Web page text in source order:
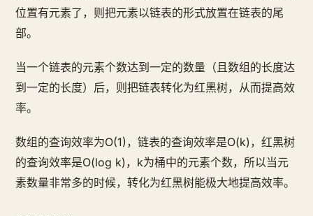
位置有元素了，则把元素以链表的形式放置在链表的尾
部。
当一个链表的元素个数达到一定的数量（且数组的长度达
到一定的长度）后，则把链表转化为红黑树，从而提高效
率。
数组的查询效率为O(1)，链表的查询效率是O(k)，红黑树
的查询效率是O(log k)，k为桶中的元素个数，所以当元
素数量非常多的时候，转化为红黑树能极大地提高效率。